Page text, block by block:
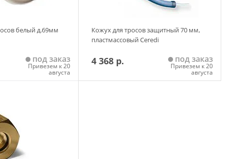
белый д.69мм
под заказ
Привезем к 20
августа
Кожух для тросов защитный 70 мм,
пластмассовый Ceredi
4 368 р. под заказ
Привезем к 20
августа